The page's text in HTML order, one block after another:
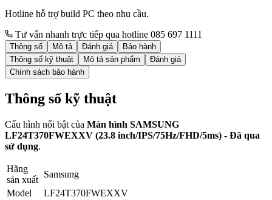
Hotline hỗ trợ build PC theo nhu cầu.
Tư vấn nhanh trực tiếp qua hotline 085 697 1111
Thông số Mô tả Đánh giá
Bảo hành
Thông số kỹ thuật
Mô tả sản phẩm
Đánh giá
Chính sách bảo hành
Thông số kỹ thuật
Cấu hình nổi bật của Màn hình SAMSUNG
LF24T370FWEXXV (23.8 inch/IPS/75Hz/FHD/5ms) - Đã qua
sử dụng.
Hãng
sản xuất
Samsung
Model
LF24T370FWEXXV